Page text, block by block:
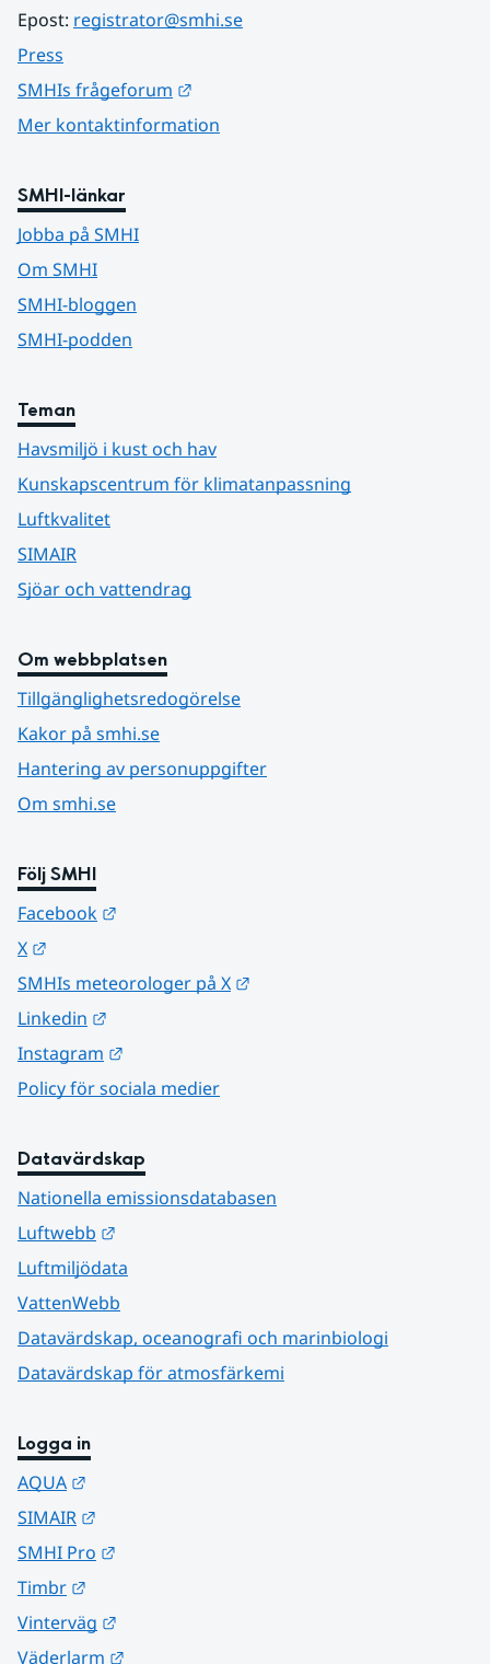
Epost: registrator@smhi.se
Press
SMHIs frågeforum
Mer kontaktinformation
SMHI-länkar
Jobba på SMHI
Om SMHI
SMHI-bloggen
SMHI-podden
Teman
Havsmiljö i kust och hav
Kunskapscentrum för klimatanpassning
Luftkvalitet
SIMAIR
Sjöar och vattendrag
Om webbplatsen
Tillgänglighetsredogörelse
Kakor på smhi.se
Hantering av personuppgifter
Om smhi.se
Följ SMHI
Facebook
X
SMHIs meteorologer på X
Linkedin
Instagram
Policy för sociala medier
Datavärdskap
Nationella emissionsdatabasen
Luftwebb
Luftmiljödata
VattenWebb
Datavärdskap, oceanografi och marinbiologi
Datavärdskap för atmosfärkemi
Logga in
AQUA
SIMAIR
SMHI Pro
Timbr
Vinterväg
Väderlarm